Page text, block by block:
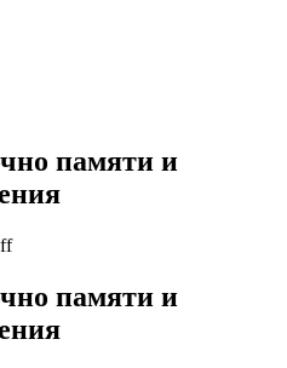
памяти и
памяти и